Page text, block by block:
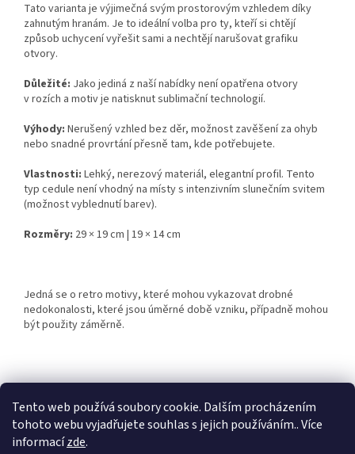
Tento web používá soubory cookie. Dalším procházením
tohoto webu vyjadřujete souhlas s jejich používáním.. Více
informacízde.
Tato varianta je výjimečná svým prostorovým vzhledem díky
zahnutým hranám. Je to ideální volba pro ty, kteří si chtějí
způsob uchycení vyřešit sami a nechtějí narušovat grafiku
otvory.
Důležité: Jako jediná z naší nabídky není opatřena otvory
v rozích a motiv je natisknut sublimační technologií.
Výhody: Nerušený vzhled bez děr, možnost zavěšení za ohyb
nebo snadné provrtání přesně tam, kde potřebujete.
Vlastnosti: Lehký, nerezový materiál, elegantní profil. Tento
typ cedule není vhodný na místy s intenzivním slunečním svitem
(možnost vyblednutí barev).
Rozměry: 29 × 19 cm | 19 × 14 cm
Jedná se o retro motivy, které mohou vykazovat drobné
nedokonalosti, které jsou úměrné době vzniku, případně mohou
být použity záměrně.
Z
Retro-Darky.cz Krowki.cz